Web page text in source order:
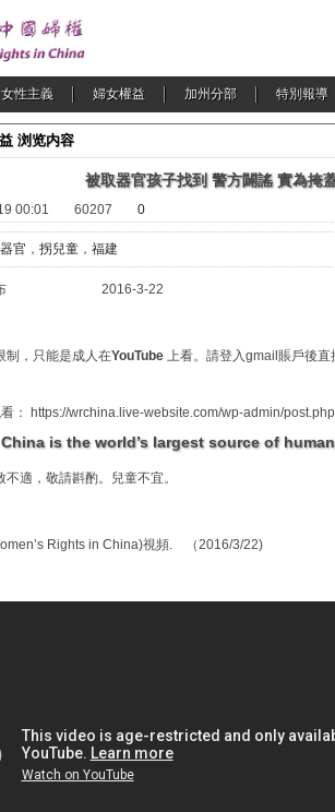
女性主義 婦女權益 加州分部 特別報導
浏览内容
被取器官孩子找到 警方闢謠 實為掩
00:01 60207 0
官 ， 拐兒童 ， 福建
發布 2016-3-22
制，只能是成人在YouTube 上看。請登入gmail賬戶後直
： https://wrchina.live-website.com/wp-admin/
China is the world’s largest source of
不適，敬請斟酌。兒童不宜。
Rights in China)視頻. （2016/3/22)